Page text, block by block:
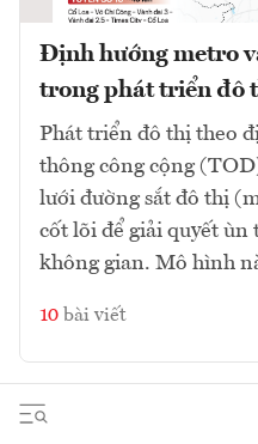
Định hướng metro
trong phát triển đô
Phát triển đô thị theo
thông công cộng
lưới đường sắt đô thị
cốt lõi để giải quyết ùn
không gian. Mô hình
10 bài viết